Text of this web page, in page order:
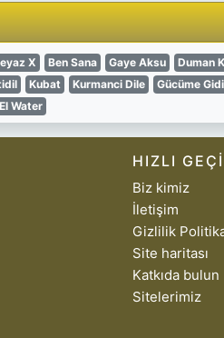
X Ben Sana Gaye Aksu Duman
Kubat Kurmanci Dile Gücüme
El Water
HIZLI
Biz kimiz
İletişim
Gizlilik
Site haritası
Katkıda bulun
Sitelerimiz